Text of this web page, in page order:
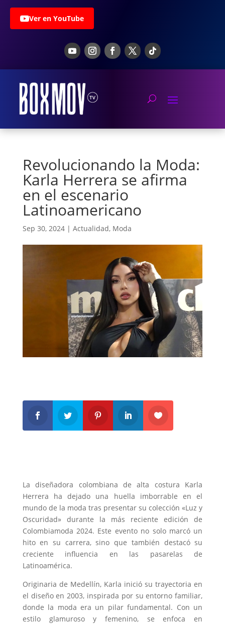
Ver en YouTube
Revolucionando la Moda:
Karla Herrera se afirma
en el escenario
Latinoamericano
Sep 30, 2024| Actualidad, Moda
La diseñadora colombiana de alta costura Karla
Herrera ha dejado una huella imborrable en el
mundo de la moda tras presentar su colección «Luz y
Oscuridad» durante la más reciente edición de
Colombiamoda 2024. Este evento no solo marcó un
hito en su carrera, sino que también destacó su
creciente influencia en las pasarelas de
Latinoamérica.
Originaria de Medellín, Karla inició su trayectoria en
el diseño en 2003, inspirada por su entorno familiar,
donde la moda era un pilar fundamental. Con un
estilo glamuroso y femenino, se enfoca en